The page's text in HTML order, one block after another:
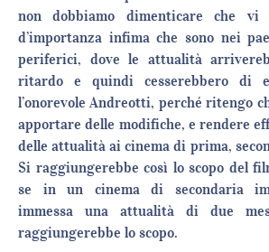
non dobbiamo dimenticare che vi
d’importanza infima che sono nei
periferici, dove le attualità
ritardo e quindi cesserebbero di
l’onorevole Andreotti, perché ritengo
apportare delle modifiche, e rendere
delle attualità ai cinema di prima,
Si raggiungerebbe così lo scopo del
se in un cinema di secondaria
immessa una attualità di due
raggiungerebbe lo scopo.